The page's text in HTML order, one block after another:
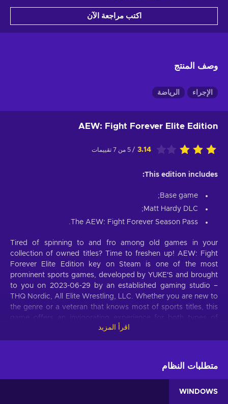
اكتب مراجعة الآن
وصف المنتج
الإجراء الرياضة
AEW: Fight Forever Elite Edition
3.14 / 5 من 7 تقييمات
This edition includes:
Base game;
Matt Hardy DLC;
The AEW: Fight Forever Season Pass.
Tired of spinning to and fro among old games in your
collection of owned titles? Time to freshen up! AEW: Fight
Forever Elite Edition key on Steam is one of the most
prominent sports games, developed by YUKE'S and brought
to you on 2023-06-29 by an established gaming studio –
THQ Nordic, All Elite Wrestling, LLC. Whether you are new to
the genre or a veteran that knows most of sports titles, this
game offers an invigorating experience for both types of
gamers alike. Buy AEW: Fight Forever Elite Edition Steam
key and embark on adventures, try out the set of stunning
distinguishes it from most other games!
Sports genre
اقرأ المزيد
متطلبات النظام
WINDOWS